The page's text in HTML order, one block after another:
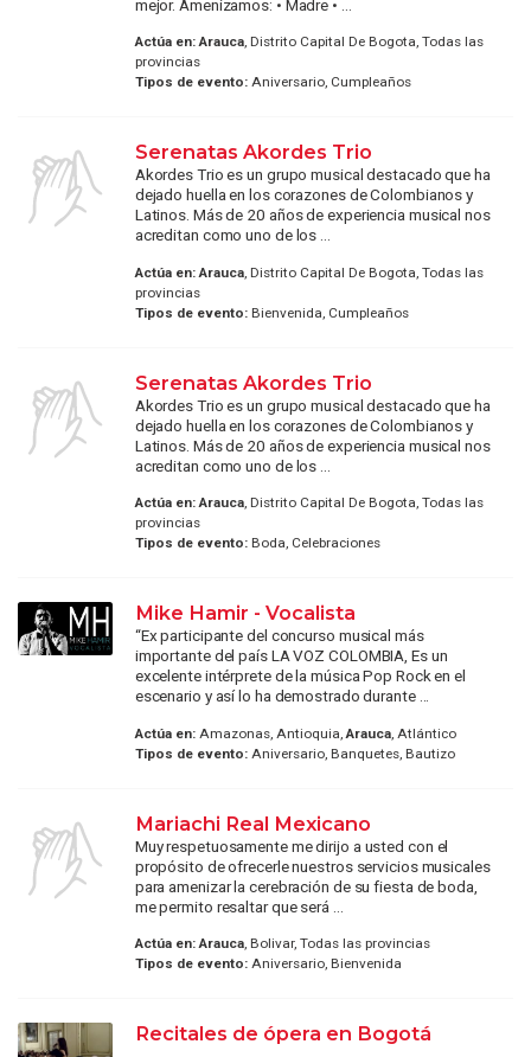
mejor. Amenizamos: • Madre • ...
Actúa en: Arauca, Distrito Capital De Bogota, Todas las
provincias
Tipos de evento:Aniversario, Cumpleaños
Serenatas Akordes Trio
Akordes Trio es un grupo musical destacado que ha
dejado huella en los corazones de Colombianos y
Latinos. Más de 20 años de experiencia musical nos
acreditan como uno de los ...
Actúa en: Arauca, Distrito Capital De Bogota, Todas las
provincias
Tipos de evento:Bienvenida, Cumpleaños
Serenatas Akordes Trio
Akordes Trio es un grupo musical destacado que ha
dejado huella en los corazones de Colombianos y
Latinos. Más de 20 años de experiencia musical nos
acreditan como uno de los ...
Actúa en: Arauca, Distrito Capital De Bogota, Todas las
provincias
Tipos de evento:Boda, Celebraciones
Mike Hamir - Vocalista
“Ex participante del concurso musical más
importante del país LA VOZ COLOMBIA, Es un
excelente intérprete de la música Pop Rock en el
escenario y así lo ha demostrado durante ...
Actúa en:Amazonas, Antioquia, Arauca, Atlántico
Tipos de evento:Aniversario, Banquetes, Bautizo
Mariachi Real Mexicano
Muy respetuosamente me dirijo a usted con el
propósito de ofrecerle nuestros servicios musicales
para amenizar la cerebración de su fiesta de boda,
me permito resaltar que será ...
Actúa en: Arauca, Bolivar, Todas las provincias
Tipos de evento:Aniversario, Bienvenida
Recitales de ópera en Bogotá